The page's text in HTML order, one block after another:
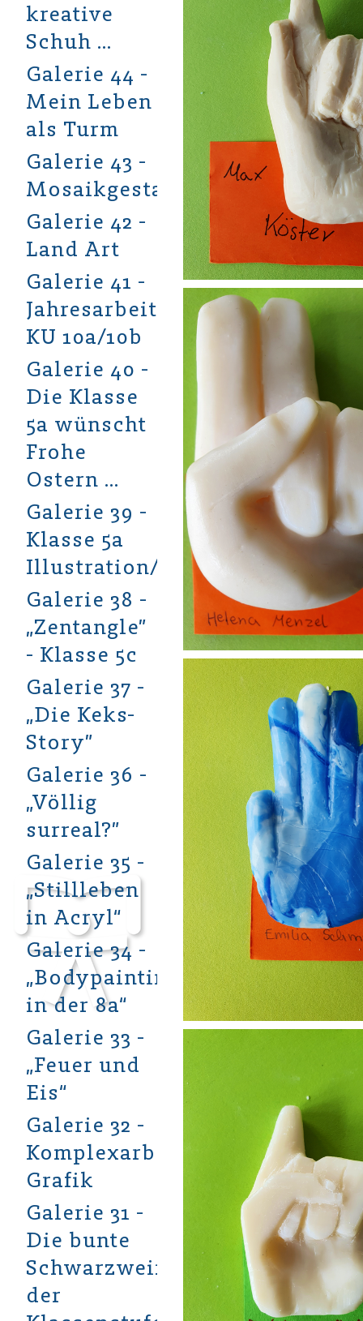
kreative
Schuh …
Galerie 44 -
Mein Leben
als Turm
Galerie 43 -
Mosaikgestaltung
Galerie 42 -
Land Art
Galerie 41 -
Jahresarbeiten
KU 10a/10b
Galerie 40 -
Die Klasse
5a wünscht
Frohe
Ostern …
Galerie 39 -
Klasse 5a
Illustration/Aquarell
Galerie 38 -
„Zentangle”
- Klasse 5c
Galerie 37 -
„Die Keks-
Story”
Galerie 36 -
„Völlig
surreal?”
Galerie 35 -
„Stillleben
in Acryl“
Galerie 34 -
„Bodypainting
in der 8a“
Galerie 33 -
„Feuer und
Eis“
Galerie 32 -
Komplexarbeit
Grafik
Galerie 31 -
Die bunte
Schwarzweißwelt
der